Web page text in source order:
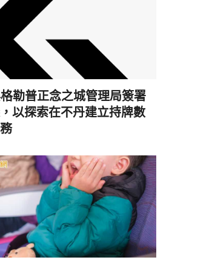
勒普正念之城管理局簽署
以探索在不丹建立持牌數